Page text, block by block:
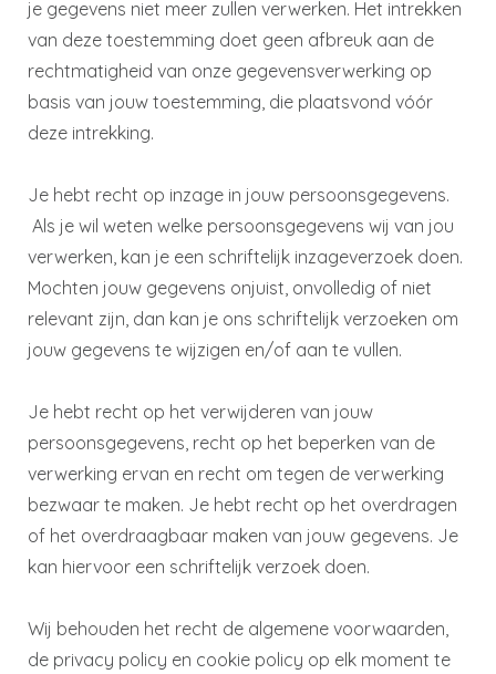
je gegevens niet meer zullen verwerken. Het intrekken
van deze toestemming doet geen afbreuk aan de
rechtmatigheid van onze gegevensverwerking op
basis van jouw toestemming, die plaatsvond vóór
deze intrekking.
Je hebt recht op inzage in jouw persoonsgegevens.
Als je wil weten welke persoonsgegevens wij van jou
verwerken, kan je een schriftelijk inzageverzoek doen.
Mochten jouw gegevens onjuist, onvolledig of niet
relevant zijn, dan kan je ons schriftelijk verzoeken om
jouw gegevens te wijzigen en/of aan te vullen.
Je hebt recht op het verwijderen van jouw
persoonsgegevens, recht op het beperken van de
verwerking ervan en recht om tegen de verwerking
bezwaar te maken. Je hebt recht op het overdragen
of het overdraagbaar maken van jouw gegevens. Je
kan hiervoor een schriftelijk verzoek doen.
Wij behouden het recht de algemene voorwaarden,
de privacy policy en cookie policy op elk moment te